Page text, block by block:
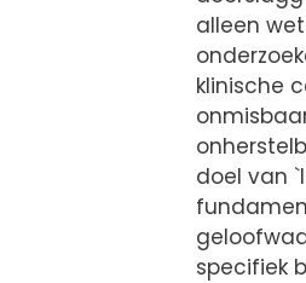
alleen
klinische
doel van
specifiek